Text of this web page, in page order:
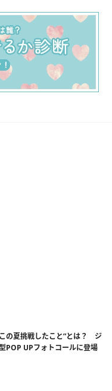
の夏挑戦したこと”とは？ ジ
POP UPフォトコールに登場